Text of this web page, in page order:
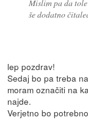
Mislim pa da
še dodatno
lep pozdrav!
Sedaj bo pa treba
moram označiti na
najde.
Verjetno bo